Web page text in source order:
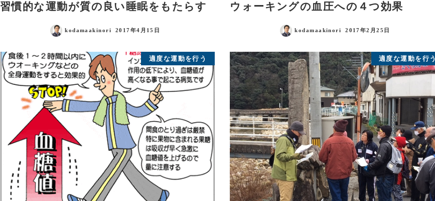
習慣的な運動が質の良い睡眠をもたらす
kodamaakinori 2017年4月15日
ウォーキングの血圧への４つ効果
kodamaakinori 2017年2月25日
適度な運動を行う 適度な運動を行う